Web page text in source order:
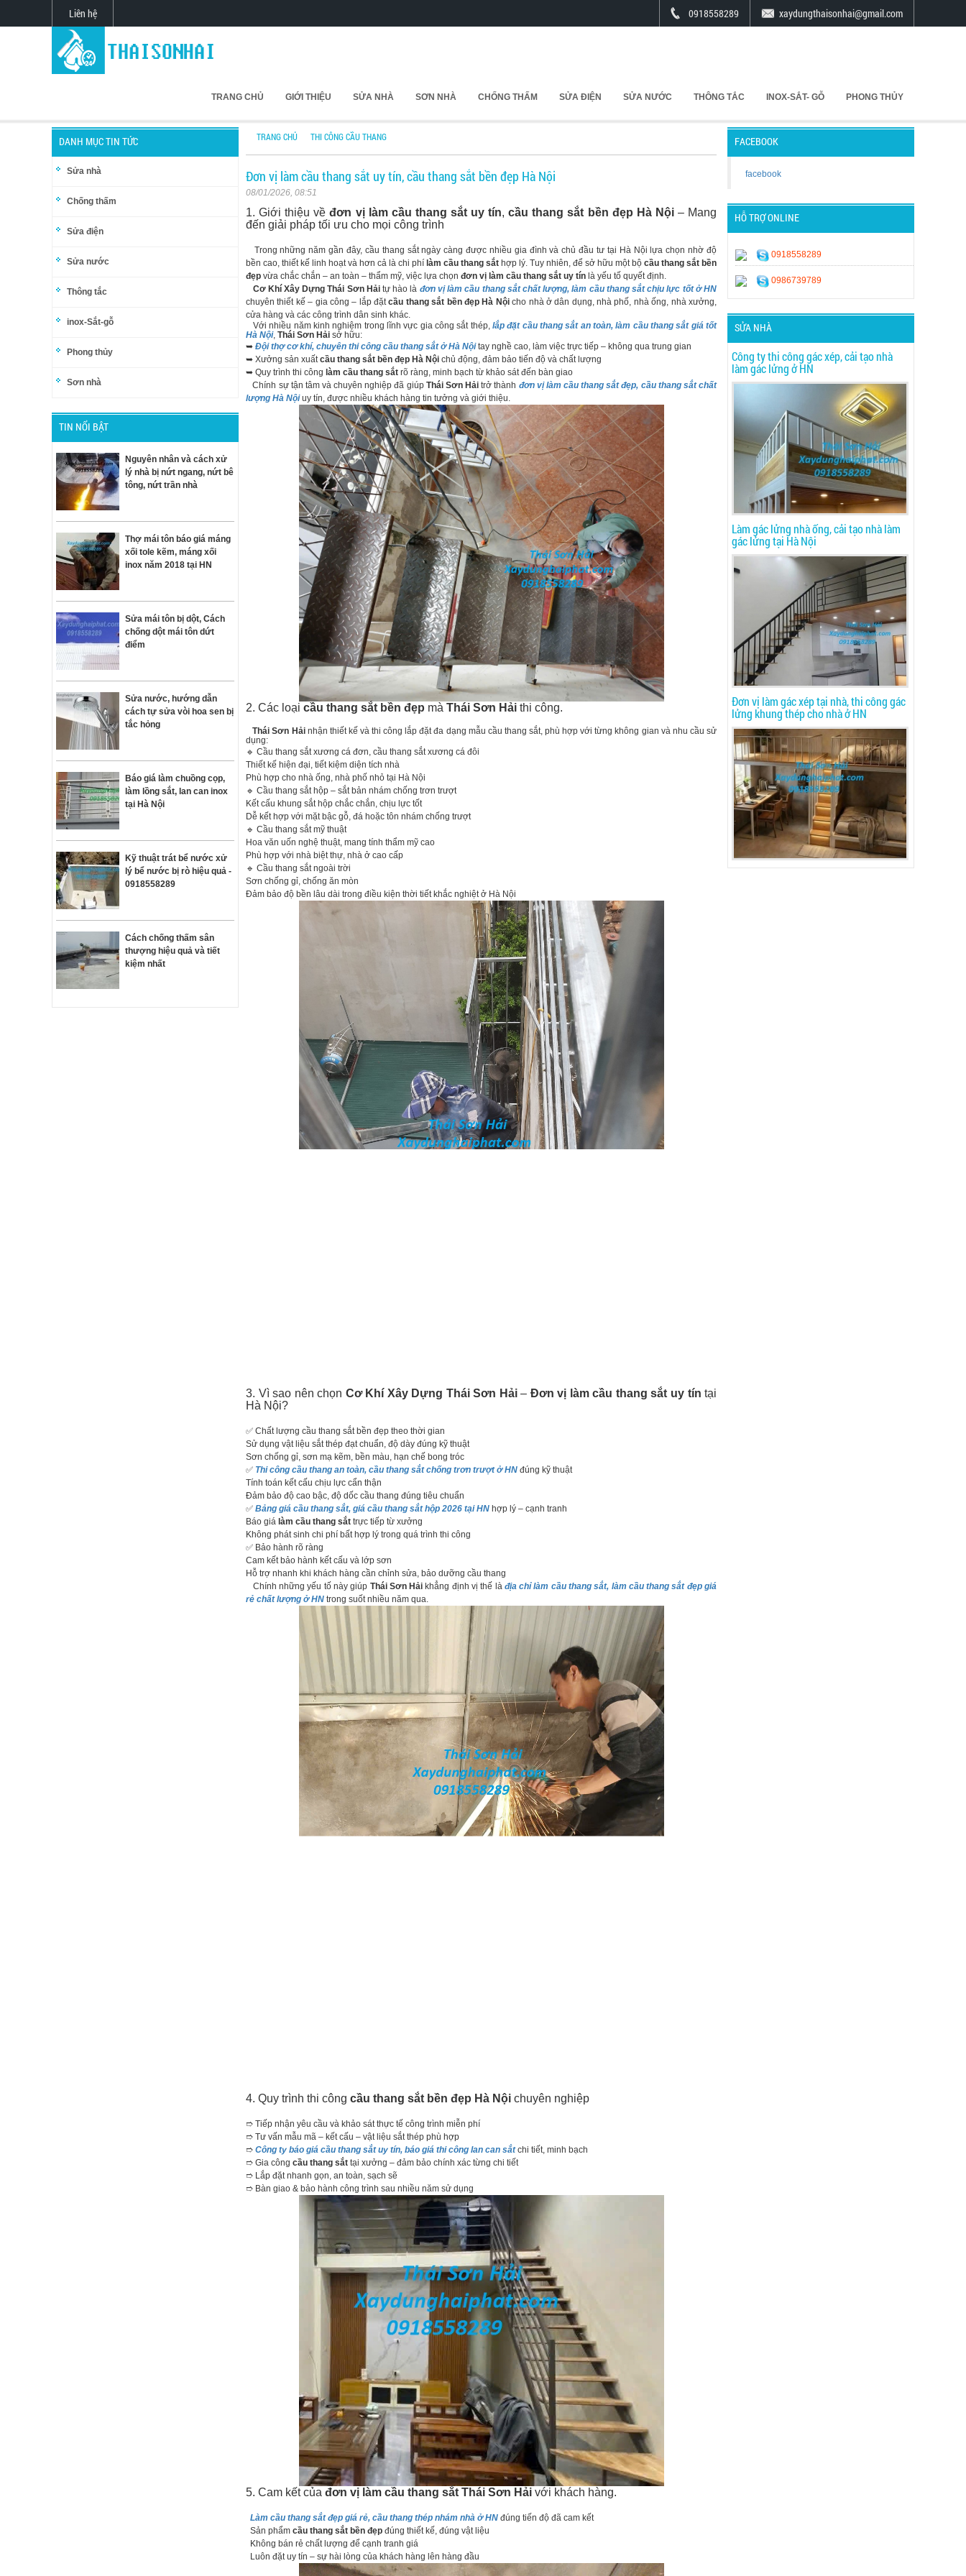
Liên hệ xaydungthaisonhai@gmail.com
0918558289
TRANG CHỦ GIỚI THIỆU SỬA NHÀ SƠN NHÀ CHỐNG THẤM SỬA ĐIỆN SỬA NƯỚC THÔNG TẮC INOX-SẮT- GỖ PHONG THỦY
DANH MỤC TIN TỨC
Sửa nhà
Chống thấm
Sửa điện
Sửa nước
Thông tắc
inox-Sắt-gỗ
Phong thủy
Sơn nhà
TIN NỔI BẬT
Nguyên nhân và cách xử
lý nhà bị nứt ngang, nứt bê
tông, nứt trần nhà
Thợ mái tôn báo giá máng
xối tole kẽm, máng xối
inox năm 2018 tại HN
Sửa mái tôn bị dột, Cách
chống dột mái tôn dứt
điểm
Sửa nước, hướng dẫn
cách tự sửa vòi hoa sen bị
tắc hỏng
Báo giá làm chuồng cọp,
làm lồng sắt, lan can inox
tại Hà Nội
Kỹ thuật trát bể nước xử
lý bể nước bị rò hiệu quả -
0918558289
Cách chống thấm sân
thượng hiệu quả và tiết
kiệm nhất
TRANG CHỦ THI CÔNG CẦU THANG
Đơn vị làm cầu thang sắt uy tín, cầu thang sắt bền đẹp Hà Nội
08/01/2026, 08:51
1. Giới thiệu vềđơn vị làm cầu thang sắt uy tín,cầu thang sắt bền đẹp Hà Nội– Mang
đến giải pháp tối ưu cho mọi công trình
Trong những năm gần đây, cầu thang sắt ngày càng được nhiều gia đình và chủ đầu tư tại Hà Nội lựa chọn nhờ độ
bền cao, thiết kế linh hoạt và hơn cả là chi phí làm cầu thang sắt hợp lý. Tuy nhiên, để sở hữu một bộ cầu thang sắt bền
đẹp vừa chắc chắn – an toàn – thẩm mỹ, việc lựa chọn đơn vị làm cầu thang sắt uy tín là yếu tố quyết định.
Cơ Khí Xây Dựng Thái Sơn Hảitự hào là đơn vị làm cầu thang sắt chất lượng, làm cầu thang sắt chịu lực tốt ở HN
chuyên thiết kế – gia công – lắp đặtcầu thang sắt bền đẹp Hà Nộicho nhà ở dân dụng, nhà phố, nhà ống, nhà xưởng,
cửa hàng và các công trình dân sinh khác.
Với nhiều năm kinh nghiệm trong lĩnh vực gia công sắt thép, lắp đặt cầu thang sắt an toàn, làm cầu thang sắt giá tốt
Hà Nội, Thái Sơn Hải sở hữu:
➥ Đội thợ cơ khí, chuyên thi công cầu thang sắt ở Hà Nộitay nghề cao, làm việc trực tiếp – không qua trung gian
➥ Xưởng sản xuấtcầu thang sắt bền đẹp Hà Nội chủ động, đảm bảo tiến độ và chất lượng
➥ Quy trình thi công làm cầu thang sắt rõ ràng, minh bạch từ khảo sát đến bàn giao
Chính sự tận tâm và chuyên nghiệp đã giúp Thái Sơn Hải trở thành đơn vị làm cầu thang sắt đẹp, cầu thang sắt chất
lượng Hà Nộiuy tín, được nhiều khách hàng tin tưởng và giới thiệu.
2. Các loại cầu thang sắt bền đẹp mà Thái Sơn Hải thi công.
Thái Sơn Hảinhận thiết kế và thi công lắp đặt đa dạng mẫu cầu thang sắt, phù hợp với từng không gian và nhu cầu sử
dụng:
🔹 Cầu thang sắt xương cá đơn, cầu thang sắt xương cá đôi
Thiết kế hiện đại, tiết kiệm diện tích nhà
Phù hợp cho nhà ống, nhà phố nhỏ tại Hà Nội
🔹 Cầu thang sắt hộp – sắt bản nhám chống trơn trượt
Kết cấu khung sắt hộp chắc chắn, chịu lực tốt
Dễ kết hợp với mặt bậc gỗ, đá hoặc tôn nhám chống trượt
🔹 Cầu thang sắt mỹ thuật
Hoa văn uốn nghệ thuật, mang tính thẩm mỹ cao
Phù hợp với nhà biệt thự, nhà ở cao cấp
🔹 Cầu thang sắt ngoài trời
Sơn chống gỉ, chống ăn mòn
Đảm bảo độ bền lâu dài trong điều kiện thời tiết khắc nghiệt ở Hà Nội
3. Vì sao nên chọn Cơ Khí Xây Dựng Thái Sơn Hải– Đơn vị làm cầu thang sắt uy tín tại
Hà Nội?
✅ Chất lượng cầu thang sắt bền đẹp theo thời gian
Sử dụng vật liệu sắt thép đạt chuẩn, độ dày đúng kỹ thuật
Sơn chống gỉ, sơn mạ kẽm, bền màu, hạn chế bong tróc
✅ Thi công cầu thang an toàn, cầu thang sắt chống trơn trượt ở HN đúng kỹ thuật
Tính toán kết cấu chịu lực cẩn thận
Đảm bảo độ cao bậc, độ dốc cầu thang đúng tiêu chuẩn
✅ Bảng giá cầu thang sắt, giá cầu thang sắt hộp 2026 tại HN hợp lý – cạnh tranh
Báo giá làm cầu thang sắt trực tiếp từ xưởng
Không phát sinh chi phí bất hợp lý trong quá trình thi công
✅ Bảo hành rõ ràng
Cam kết bảo hành kết cấu và lớp sơn
Hỗ trợ nhanh khi khách hàng cần chỉnh sửa, bảo dưỡng cầu thang
Chính những yếu tố này giúp Thái Sơn Hải khẳng định vị thế là địa chỉ làm cầu thang sắt, làm cầu thang sắt đẹp giá
rẻ chất lượng ở HN trong suốt nhiều năm qua.
4. Quy trình thi công cầu thang sắt bền đẹp Hà Nội chuyên nghiệp
➱ Tiếp nhận yêu cầu và khảo sát thực tế công trình miễn phí
➱ Tư vấn mẫu mã – kết cấu – vật liệu sắt thép phù hợp
➱ Công ty báo giá cầu thang sắt uy tín, báo giá thi công lan can sắtchi tiết, minh bạch
➱ Gia công cầu thang sắt tại xưởng – đảm bảo chính xác từng chi tiết
➱ Lắp đặt nhanh gọn, an toàn, sạch sẽ
➱ Bàn giao & bảo hành công trình sau nhiều năm sử dụng
5. Cam kết của đơn vị làm cầu thang sắt Thái Sơn Hải với khách hàng.
Làm cầu thang sắt đẹp giá rẻ, cầu thang thép nhám nhà ở HN đúng tiến độ đã cam kết
Sản phẩm cầu thang sắt bền đẹp đúng thiết kế, đúng vật liệu
Không bán rẻ chất lượng để cạnh tranh giá
Luôn đặt uy tín – sự hài lòng của khách hàng lên hàng đầu
FACEBOOK
facebook
HỖ TRỢ ONLINE
0918558289
0986739789
SỬA NHÀ
Công ty thi công gác xép, cải tạo nhà
làm gác lửng ở HN
Làm gác lửng nhà ống, cải tạo nhà làm
gác lửng tại Hà Nội
Đơn vị làm gác xép tại nhà, thi công gác
lửng khung thép cho nhà ở HN